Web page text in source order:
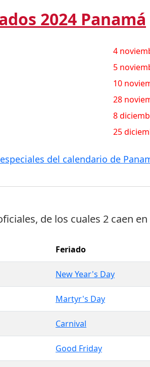
2024 Panamá
4
5
10
28
8
25
del calendario de
, de los cuales 2 caen
Feriado
New Year's Day
Martyr's Day
Carnival
Good Friday